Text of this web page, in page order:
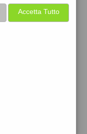
Accetta Tutto